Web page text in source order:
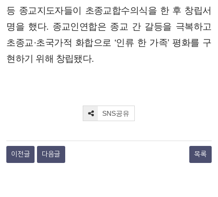
등 종교지도자들이 초종교합수의식을 한 후 창립서
명을 했다. 종교인연합은 종교 간 갈등을 극복하고
초종교·초국가적 화합으로 ‘인류 한 가족’ 평화를 구
현하기 위해 창립됐다.
SNS공유
이전글 다음글 목록